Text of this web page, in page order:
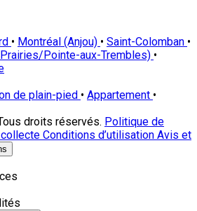
• Montréal (Anjou) • Saint-Colomban •
Pointe-aux-Trembles) •
de plain-pied • Appartement •
droits réservés. Politique de
Conditions d’utilisation Avis et